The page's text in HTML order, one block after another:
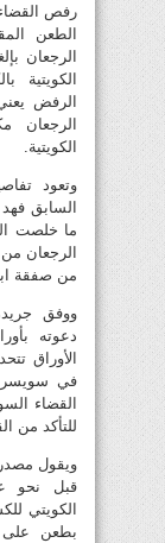
رفص
الطعن
الرجعان
الرفض
الرجعان
الكويتية.
وتعود
ما خلصت
من صفقة
ووفق
دعوته
الأوراق
القضاء
للتأكد من
ويقول
قبل نحو
الكويتي
بطعن على